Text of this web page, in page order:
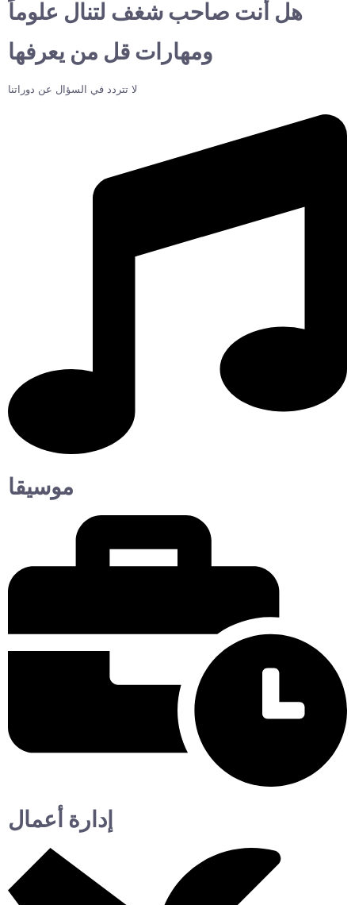
هل أنت صاحب شغف لتنال علوماً
ومهارات قل من يعرفها
لا تتردد في السؤال عن دوراتنا
موسيقا
إدارة أعمال